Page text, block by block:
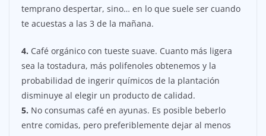
temprano despertar, sino… en lo que suele ser cuando
te acuestas a las 3 de la mañana.
4. Café orgánico con tueste suave. Cuanto más ligera
sea la tostadura, más polifenoles obtenemos y la
probabilidad de ingerir químicos de la plantación
disminuye al elegir un producto de calidad.
5. No consumas café en ayunas. Es posible beberlo
entre comidas, pero preferiblemente dejar al menos